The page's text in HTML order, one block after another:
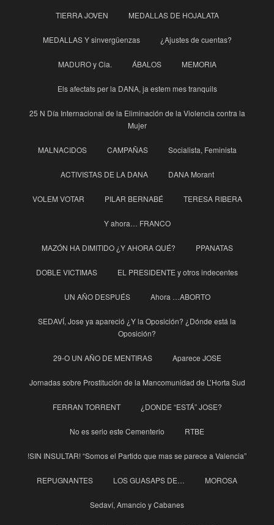
TIERRA JOVEN MEDALLAS DE HOJALATA
MEDALLAS Y sinvergüenzas ¿Ajustes de cuentas?
MADURO y Cia. ÁBALOS MEMORIA
Els afectats per la DANA, ja estem mes tranquils
25 N Día Internacional de la Eliminación de la Violencia contra la
Mujer
MALNACIDOS CAMPAÑAS Socialista, Feminista
ACTIVISTAS DE LA DANA DANA Morant
VOLEM VOTAR PILAR BERNABÉ TERESA RIBERA
Y ahora… FRANCO
MAZÓN HA DIMITIDO ¿Y AHORA QUÉ? PPANATAS
DOBLE VICTIMAS EL PRESIDENTE y otros indecentes
UN AÑO DESPUÉS Ahora …ABORTO
SEDAVÍ, Jose ya apareció ¿Y la Oposición? ¿Dónde está la
Oposición?
29-O UN AÑO DE MENTIRAS Aparece JOSE
Jornadas sobre Prostitución de la Mancomunidad de L’Horta Sud
FERRAN TORRENT ¿DONDE “ESTÁ” JOSE?
No es serio este Cementerio RTBE
!SIN INSULTAR! “Somos el Partido que mas se parece a Valencia”
REPUGNANTES LOS GUASAPS DE… MOROSA
Sedaví, Amancio y Cabanes